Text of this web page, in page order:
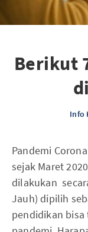
Berikut
Info
Pandemi
sejak Maret
dilakukan
Jauh) dipilih
pendidikan